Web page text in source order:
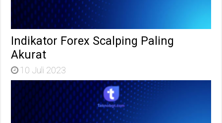
Indikator Forex Scalping Paling
Akurat
10 Juli 2023